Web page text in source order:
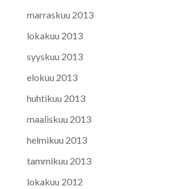
marraskuu 2013
lokakuu 2013
syyskuu 2013
elokuu 2013
huhtikuu 2013
maaliskuu 2013
helmikuu 2013
tammikuu 2013
lokakuu 2012